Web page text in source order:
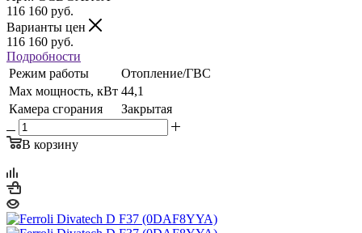
116 160 руб.
Варианты цен
116 160 руб.
Подробности
Режим работы
Отопление/ГВС
Max мощность, кВт 44,1
Камера сгорания
Закрытая
В корзину